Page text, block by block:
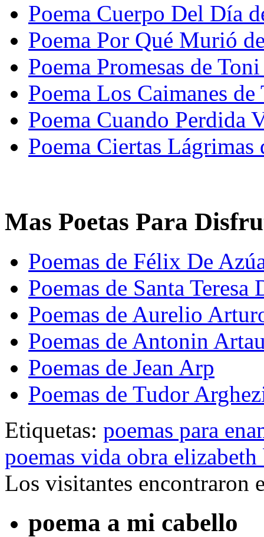
Poema Cuerpo Del Día
Poema Por Qué Murió
Poema Promesas de
Poema Los Caimanes
Poema Cuando Perdida
Poema Ciertas
Mas Poetas Para
Poemas de Félix De
Poemas de Santa
Poemas de Aurelio
Poemas de Antonin
Poemas de Jean Arp
Poemas de Tudor
Etiquetas: poemas para
poemas vida obra
Los visitantes encontraron
poema a mi cabello